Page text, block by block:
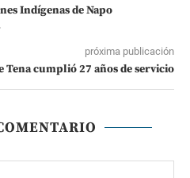
Indígenas de Napo
próxima publicación
Tena cumplió 27 años de servicio